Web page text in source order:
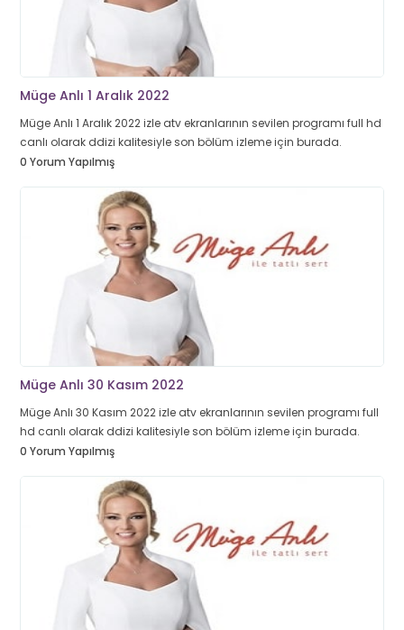
Müge Anlı 1 Aralık 2022
Müge Anlı 1 Aralık 2022 izle atv ekranlarının sevilen programı full hd
canlı olarak ddizi kalitesiyle son bölüm izleme için burada.
0 Yorum Yapılmış
Müge Anlı 30 Kasım 2022
Müge Anlı 30 Kasım 2022 izle atv ekranlarının sevilen programı full
hd canlı olarak ddizi kalitesiyle son bölüm izleme için burada.
0 Yorum Yapılmış